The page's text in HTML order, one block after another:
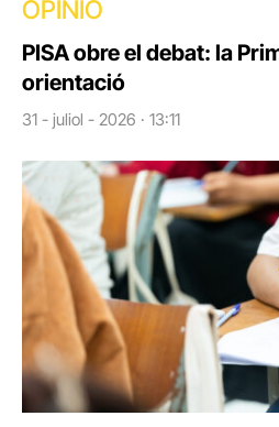
OPINIÓ
PISA obre el debat: la
orientació
31 - juliol - 2026 · 13:11